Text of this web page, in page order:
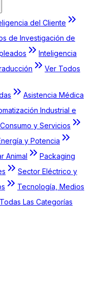
del Cliente
de Investigación de
Inteligencia
Ver Todos
Asistencia Médica
Industrial e
y Servicios
y Potencia
Animal
Packaging
Sector Eléctrico y
Tecnología, Medios
Todas Las Categorías